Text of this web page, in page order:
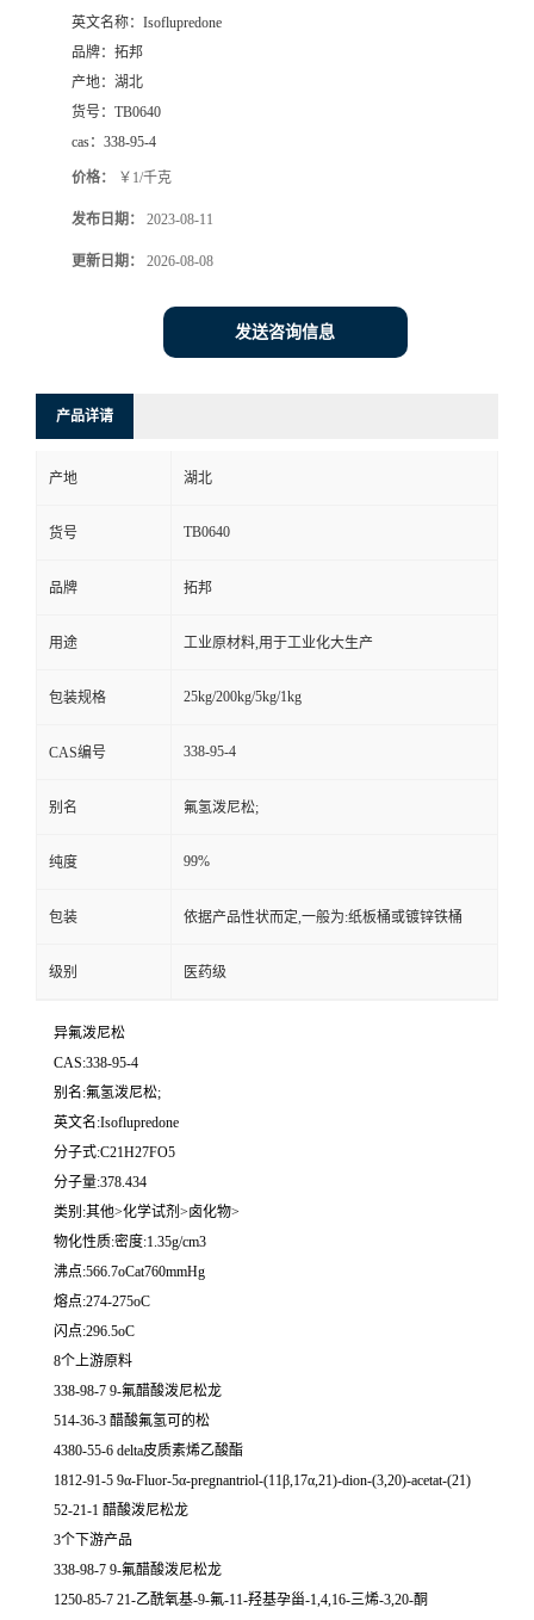
英文名称： Isoflupredone
品牌： 拓邦
产地： 湖北
货号： TB0640
cas： 338-95-4
价格： ￥1/千克
发布日期： 2023-08-11
更新日期： 2026-08-08
发送咨询信息
产品详请
产地 湖北
货号 TB0640
品牌 拓邦
用途 工业原材料,用于工业化大生产
包装规格 25kg/200kg/5kg/1kg
CAS编号 338-95-4
别名 氟氢泼尼松;
纯度 99%
包装 依据产品性状而定,一般为:纸板桶或镀锌铁桶
级别 医药级
异氟泼尼松
CAS:338-95-4
别名:氟氢泼尼松;
英文名:Isoflupredone
分子式:C21H27FO5
分子量:378.434
类别:其他>化学试剂>卤化物>
物化性质:密度:1.35g/cm3
沸点:566.7oCat760mmHg
熔点:274-275oC
闪点:296.5oC
8个上游原料
338-98-7 9-氟醋酸泼尼松龙
514-36-3 醋酸氟氢可的松
4380-55-6 delta皮质素烯乙酸酯
1812-91-5 9α-Fluor-5α-pregnantriol-(11β,17α,21)-dion-(3,20)-acetat-(21)
52-21-1 醋酸泼尼松龙
3个下游产品
338-98-7 9-氟醋酸泼尼松龙
1250-85-7 21-乙酰氧基-9-氟-11-羟基孕甾-1,4,16-三烯-3,20-酮